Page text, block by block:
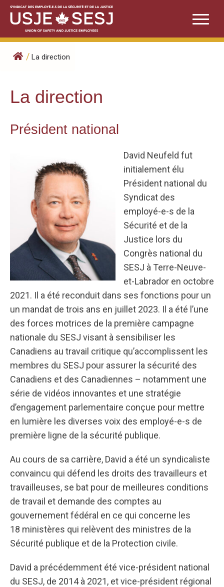
Skip
content
/ La direction
La direction
Président national
David Neufeld fut
initialement élu
Président national du
Syndicat des
employé-e-s de la
Sécurité et de la
Justice lors du
Congrès national du
SESJ à Terre-Neuve-
et-Labrador en octobre
2021. Il a été reconduit dans ses fonctions pour un
un mandat de trois ans en juillet 2023. Il a été l’une
des forces motrices de la première campagne
nationale du SESJ visant à sensibiliser les
Canadiens au travail critique qu’accomplissent les
membres du SESJ pour assurer la sécurité des
Canadiens et des Canadiennes – notamment une
série de vidéos innovantes et une stratégie
d’engagement parlementaire conçue pour mettre
en lumière les diverses voix des employé-e-s de
première ligne de la sécurité publique.
Au cours de sa carrière, David a été un syndicaliste
convaincu qui défend les droits des travailleurs et
travailleuses, se bat pour de meilleures conditions
de travail et demande des comptes au
gouvernement fédéral en ce qui concerne les
18 ministères qui relèvent des ministres de la
Sécurité publique et de la Protection civile.
David a précédemment été vice-président national
du SESJ, de 2014 à 2021, et vice-président régional